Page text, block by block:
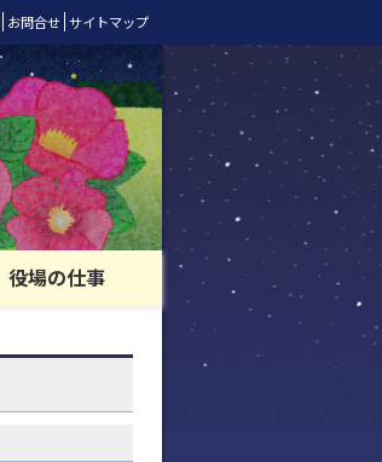
お問合せ サイトマップ
役場の仕事